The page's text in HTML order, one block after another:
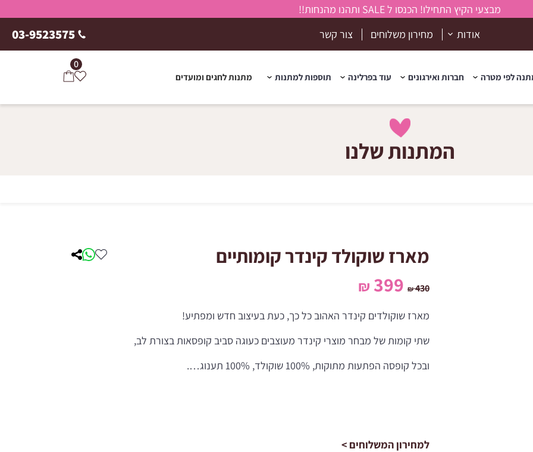
מבצעי הקיץ התחילו! הכנסו ל SALE ותהנו מהנחות!!
אודות מחירון משלוחים צור קשר 03-9523575
לפי מטרה חברות ואירגונים עוד בפרלינה תוספות למתנות מתנות לחגים ומועדים
0
המתנות שלנו
מארז שוקולד קינדר קומותיים
430
₪ המחיר
המקורי
היה:
430 ₪.
399
₪
399 ₪.
מארז שוקולדים קינדר האהוב כל כך, כעת בעיצוב חדש ומפתיע!
שתי קומות של מבחר מוצרי קינדר מעוצבים כעוגה סביב קופסאות בצורת לב,
ובכל קופסה הפתעות מתוקות, 100% שוקולד, 100% תענוג….
למחירון המשלוחים >